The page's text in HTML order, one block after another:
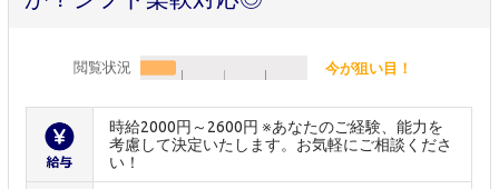
閲覧状況 今が狙い目！
時給2000円～2600円 ※あなたのご経験、能力を
考慮して決定いたします。お気軽にご相談くださ
い！